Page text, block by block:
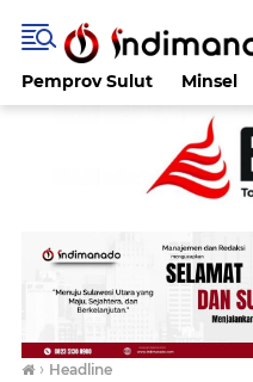
Pemprov Sulut Minsel
› Headline